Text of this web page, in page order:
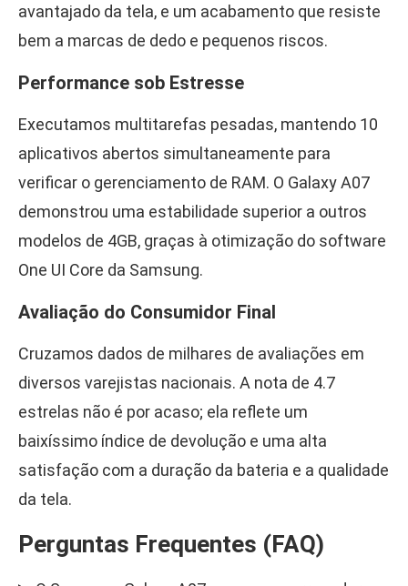
avantajado da tela, e um acabamento que resiste
bem a marcas de dedo e pequenos riscos.
Performance sob Estresse
Executamos multitarefas pesadas, mantendo 10
aplicativos abertos simultaneamente para
verificar o gerenciamento de RAM. O Galaxy A07
demonstrou uma estabilidade superior a outros
modelos de 4GB, graças à otimização do software
One UI Core da Samsung.
Avaliação do Consumidor Final
Cruzamos dados de milhares de avaliações em
diversos varejistas nacionais. A nota de 4.7
estrelas não é por acaso; ela reflete um
baixíssimo índice de devolução e uma alta
satisfação com a duração da bateria e a qualidade
da tela.
Perguntas Frequentes (FAQ)